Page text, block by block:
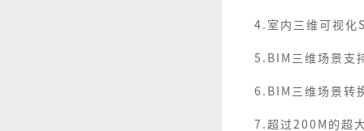
4.室内三维可视化
5.BIM三维场景支
6.BIM三维场景转
7.超过200M的超